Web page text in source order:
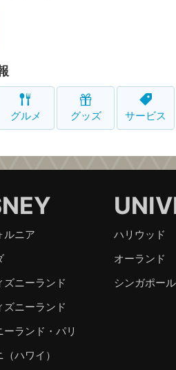
グルメ グッズ サービス
ルニア
ズニーランド
ズニーランド
ーランド・パリ
ハワイ）
ハリウッド
オーランド
シンガポール